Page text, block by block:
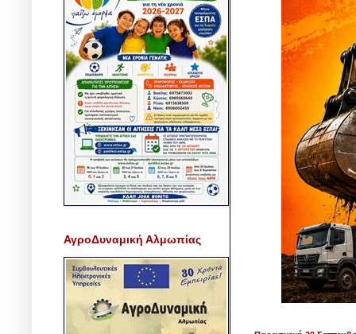
ΑγροΔυναμική Αλμωπίας